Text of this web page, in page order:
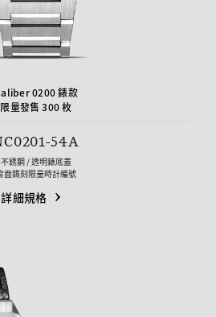
0200 錶款
限量發售 300 枚
54A
不銹鋼 / 透明錶底蓋
面鐫刻限量時計編號
詳細規格